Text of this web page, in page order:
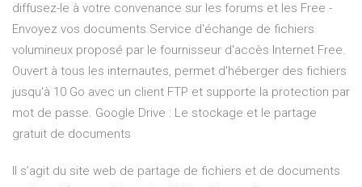
diffusez-le à votre convenance sur les forums et les Free -
Envoyez vos documents Service d'échange de fichiers
volumineux proposé par le fournisseur d'accès Internet Free.
Ouvert à tous les internautes, permet d'héberger des fichiers
jusqu'à 10 Go avec un client FTP et supporte la protection par
mot de passe. Google Drive : Le stockage et le partage
gratuit de documents
Il s’agit du site web de partage de fichiers et de documents